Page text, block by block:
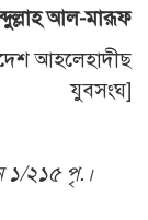
আল-মারূফ
আহলেহাদীছ
যুবসংঘ]
১/২১৫ পৃ.।